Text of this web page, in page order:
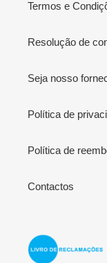
Termos e
Resolução de
Seja nosso
Política de
Política de
Contactos